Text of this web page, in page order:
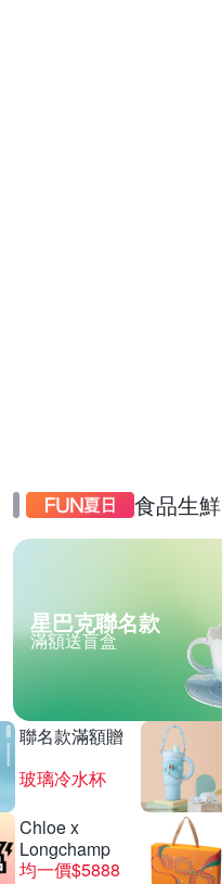
食品生鮮
星巴克聯名款
滿額送盲盒
聯名款滿額贈
玻璃冷水杯
Chloe x
Longchamp
均一價$5888